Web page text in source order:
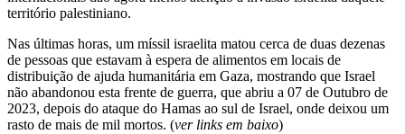
território palestiniano.
Nas últimas horas, um míssil israelita matou cerca de duas dezenas
de pessoas que estavam à espera de alimentos em locais de
distribuição de ajuda humanitária em Gaza, mostrando que Israel
não abandonou esta frente de guerra, que abriu a 07 de Outubro de
2023, depois do ataque do Hamas ao sul de Israel, onde deixou um
rasto de mais de mil mortos. (ver links em baixo)